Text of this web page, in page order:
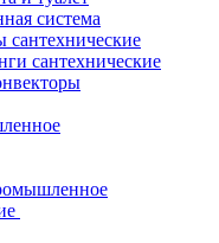
система
сантехнические
сантехнические